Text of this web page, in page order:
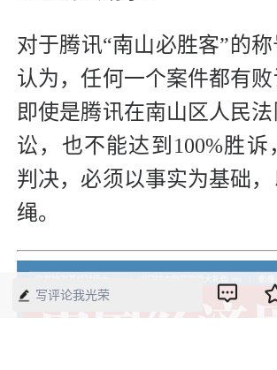
对于腾讯“南山必胜客”的
认为，任何一个案件都有败
即使是腾讯在南山区人民
讼，也不能达到100%胜诉
判决，必须以事实为基础
绳。
写评论我光荣